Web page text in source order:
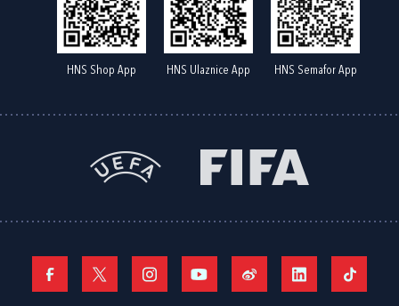
HNS Shop App HNS Ulaznice App HNS Semafor App